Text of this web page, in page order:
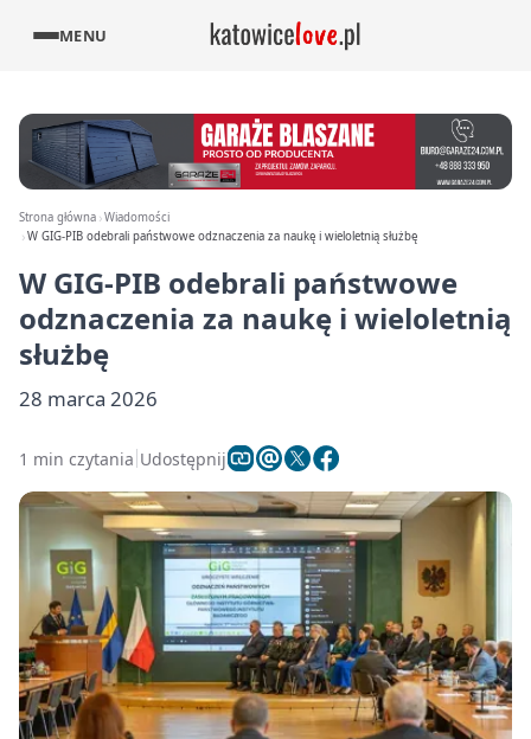
MENU
Strona główna Wiadomości
W GIG-PIB odebrali państwowe odznaczenia za naukę i wieloletnią służbę
W GIG-PIB odebrali państwowe
odznaczenia za naukę i wieloletnią
służbę
28 marca 2026
1 min czytania Udostępnij